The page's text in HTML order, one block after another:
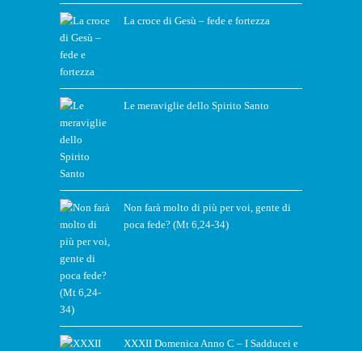
La croce di Gesù – fede e fortezza
Le meraviglie dello Spirito Santo
Non farà molto di più per voi, gente di
poca fede? (Mt 6,24-34)
XXXII Domenica Anno C – I Sadducei e